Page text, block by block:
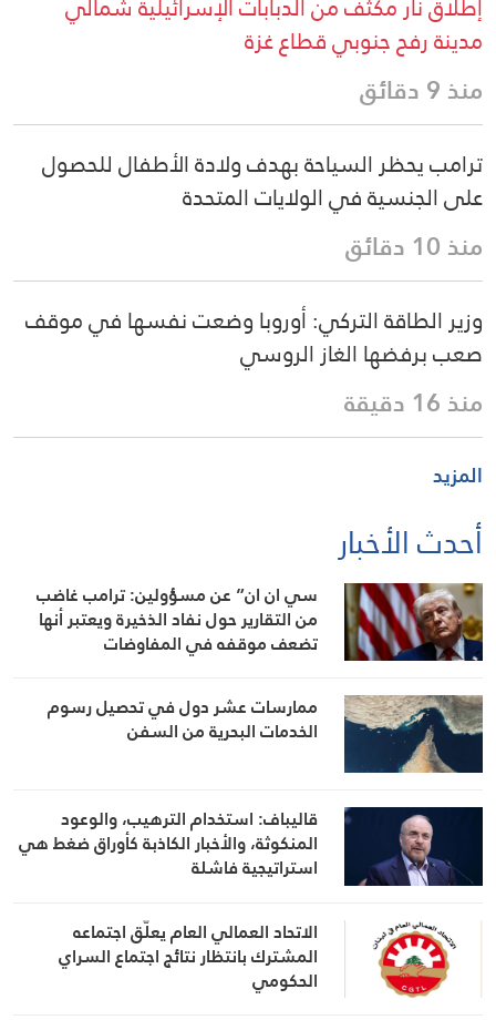
مدينة رفح جنوبي قطاع غزة
منذ 9 دقائق
ترامب يحظر السياحة بهدف ولادة الأطفال للحصول
على الجنسية في الولايات المتحدة
منذ 10 دقائق
وزير الطاقة التركي: أوروبا وضعت نفسها في موقف
صعب برفضها الغاز الروسي
منذ 16 دقيقة
المزيد
أحدث الأخبار
سي ان ان” عن مسؤولين: ترامب غاضب
من التقارير حول نفاد الذخيرة ويعتبر أنها
تضعف موقفه في المفاوضات
ممارسات عشر دول في تحصيل رسوم
الخدمات البحرية من السفن
قاليباف: استخدام الترهيب، والوعود
المنكوثة، والأخبار الكاذبة كأوراق ضغط هي
استراتيجية فاشلة
الاتحاد العمالي العام يعلّق اجتماعه
المشترك بانتظار نتائج اجتماع السراي
الحكومي